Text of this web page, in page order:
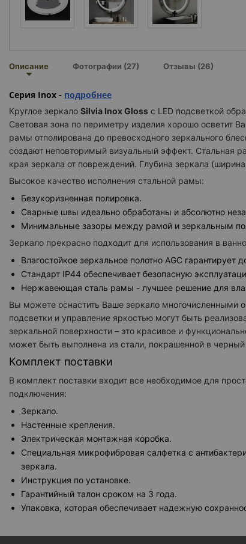
Описание Фотографии (27) Отзывы (26)
Серия Inox - подробнее
Круглое зеркало Silvia Inox Gloss с LED подсветкой
Световая зона по периметру изделия хорошо осветит
рамы отполирована до превосходного зеркального
создают неповторимый визуальный эффект. Стальная
края зеркала от повреждений. Глубина зеркала
Высокое качество исполнения стальной рамы:
Безукоризненная полировка.
Сварные швы идеально обработаны и абсолютно
Минимальные зазоры между рамой и зеркальным
Зеркало прекрасно подходит для использования в
Влагостойкое зеркальное полотно AGC гарантирует
Стандарт IP44 обеспечивает безопасную
Нержавеющая сталь рамы - лучшее решение для
Вы можете оснастить Ваше зеркало многочисленными
подсветки и управление яркостью могут быть
зеркальной поверхности – это красивое и
может быть выполнена из стали, покрашенной в
Комплект поставки
В комплект поставки входит все необходимое для
подключения:
Зеркало.
Настенные крепления.
Электрическая монтажная коробка.
Специальная микрофибровая салфетка с
зеркала.
Инструкция по установке.
Гарантийный талон сроком на 3 года.
Упаковка, которая обеспечивает надежную